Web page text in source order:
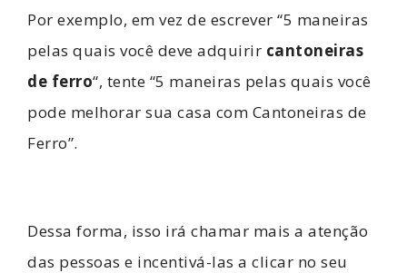
Por exemplo, em vez de escrever “5 maneiras
pelas quais você deve adquirir cantoneiras
de ferro“, tente “5 maneiras pelas quais você
pode melhorar sua casa com Cantoneiras de
Ferro”.
Dessa forma, isso irá chamar mais a atenção
das pessoas e incentivá-las a clicar no seu